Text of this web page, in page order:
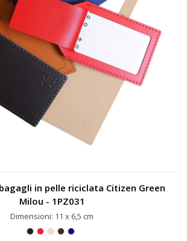
in pelle riciclata Citizen Green
Milou - 1PZ031
Dimensioni: 11 x 6,5 cm